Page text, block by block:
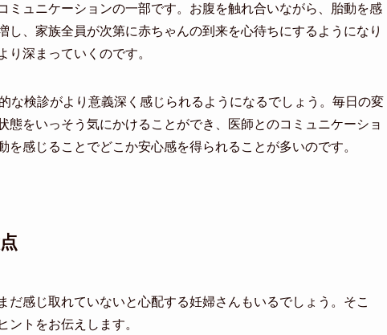
ミュニケーションの一部です。お腹を触れ合いながら、胎動を感
し、家族全員が次第に赤ちゃんの到来を心待ちにするようになり
り深まっていくのです。
な検診がより意義深く感じられるようになるでしょう。毎日の変
をいっそう気にかけることができ、医師とのコミュニケーショ
感じることでどこか安心感を得られることが多いのです。
だ感じ取れていないと心配する妊婦さんもいるでしょう。そこ
ントをお伝えします。